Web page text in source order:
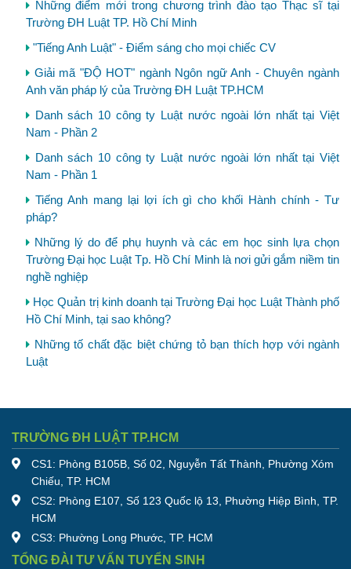
Những điểm mới trong chương trình đào tạo Thạc sĩ tại
Trường ĐH Luật TP. Hồ Chí Minh
"Tiếng Anh Luật" - Điểm sáng cho mọi chiếc CV
Giải mã "ĐỘ HOT" ngành Ngôn ngữ Anh - Chuyên ngành
Anh văn pháp lý của Trường ĐH Luật TP.HCM
Danh sách 10 công ty Luật nước ngoài lớn nhất tại Việt
Nam - Phần 2
Danh sách 10 công ty Luật nước ngoài lớn nhất tại Việt
Nam - Phần 1
Tiếng Anh mang lại lợi ích gì cho khối Hành chính - Tư
pháp?
Những lý do để phụ huynh và các em học sinh lựa chọn
Trường Đại học Luật Tp. Hồ Chí Minh là nơi gửi gắm niềm tin
nghề nghiệp
Học Quản trị kinh doanh tại Trường Đại học Luật Thành phố
Hồ Chí Minh, tại sao không?
Những tố chất đặc biệt chứng tỏ bạn thích hợp với ngành
Luật
TRƯỜNG ĐH LUẬT TP.HCM
CS1: Phòng B105B, Số 02, Nguyễn Tất Thành, Phường Xóm
Chiếu, TP. HCM
CS2: Phòng E107, Số 123 Quốc lộ 13, Phường Hiệp Bình, TP.
HCM
CS3: Phường Long Phước, TP. HCM
TỔNG ĐÀI TƯ VẤN TUYỂN SINH